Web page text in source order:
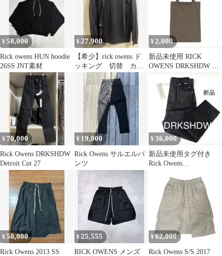
¥58,000
Rick owens HUN hoodie
26SS JNT素材
¥ 27,900
【希少】rick owens ド
ッキング 切替 カッ
トソー Lサイズ
¥ 2,000
新品未使用 RICK
OWENS DRKSHDW ノ
ベルティトートバッグ
¥ 70,000
Rick Owens DRKSHDW
Detroit Cut 27
¥ 19,000
Rick Owens サルエルパ
ンツ
¥ 36,000
新品未使用タグ付き
Rick Owens
ンツ ８分丈
¥50,000
Rick Owens 2013 SS
¥25,555
RICK OWENS メンズ
¥ 62,000
Rick Owens S/S 2017